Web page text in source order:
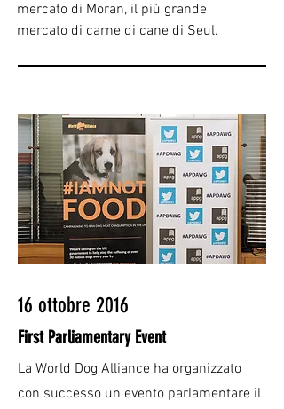
mercato di Moran, il più grande
mercato di carne di cane di Seul.
16 ottobre 2016
First Parliamentary Event
La World Dog Alliance ha organizzato
con successo un evento parlamentare il